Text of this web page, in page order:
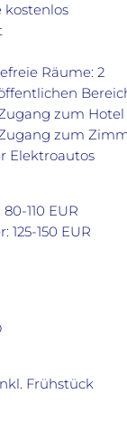
kostenlos
Räume: 2
zum Hotel
zum
Elektroautos
110 EUR
150 EUR
Frühstück